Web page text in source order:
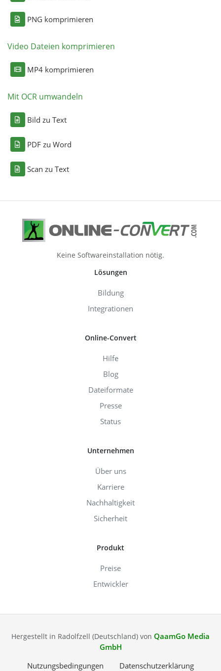
PNG komprimieren
Video Dateien komprimieren
MP4 komprimieren
Mit OCR umwandeln
Bild zu Text
PDF zu Word
Scan zu Text
Keine Softwareinstallation nötig.
Lösungen
Bildung
Integrationen
Online-Convert
Hilfe
Blog
Dateiformate
Presse
Status
Unternehmen
Über uns
Karriere
Nachhaltigkeit
Sicherheit
Produkt
Preise
Entwickler
Hergestellt in Radolfzell (Deutschland) von QaamGo Media
GmbH
Nutzungsbedingungen
Datenschutzerklärung